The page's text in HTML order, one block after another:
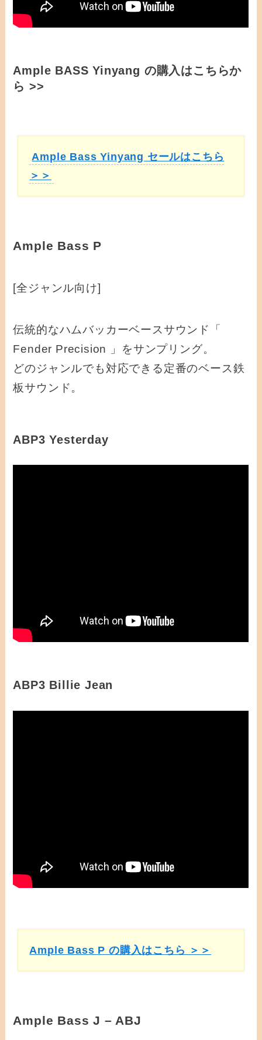
Ample BASS Yinyang の購入はこちらか
ら >>
Ample Bass Yinyang セールはこちら
＞＞
Ample Bass P
[全ジャンル向け]
伝統的なハムバッカーベースサウンド「
Fender Precision 」をサンプリング。
どのジャンルでも対応できる定番のベース鉄
板サウンド。
ABP3 Yesterday
ABP3 Billie Jean
Ample Bass P の購入はこちら ＞＞
Ample Bass J – ABJ